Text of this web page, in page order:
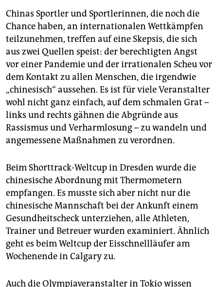
Chinas Sportler und Sportlerinnen, die noch die
Chance haben, an internationalen Wettkämpfen
teilzunehmen, treffen auf eine Skepsis, die sich
aus zwei Quellen speist: der berechtigten Angst
vor einer Pandemie und der irrationalen Scheu vor
dem Kontakt zu allen Menschen, die irgendwie
„chinesisch“ aussehen. Es ist für viele Veranstalter
wohl nicht ganz einfach, auf dem schmalen Grat –
links und rechts gähnen die Abgründe aus
Rassismus und Verharmlosung – zu wandeln und
angemessene Maßnahmen zu verordnen.
Beim Shorttrack-Weltcup in Dresden wurde die
chinesische Abordnung mit Thermometern
empfangen. Es musste sich aber nicht nur die
chinesische Mannschaft bei der Ankunft einem
Gesundheitscheck unterziehen, alle Athleten,
Trainer und Betreuer wurden examiniert. Ähnlich
geht es beim Weltcup der Eisschnellläufer am
Wochenende in Calgary zu.
Auch die Olympiaveranstalter in Tokio wissen